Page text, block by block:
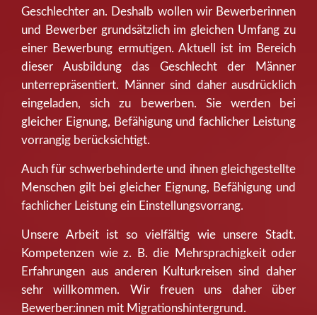
Geschlechter an. Deshalb wollen wir Bewerberinnen
und Bewerber grundsätzlich im gleichen Umfang zu
einer Bewerbung ermutigen. Aktuell ist im Bereich
dieser Ausbildung das Geschlecht der Männer
unterrepräsentiert. Männer sind daher ausdrücklich
eingeladen, sich zu bewerben. Sie werden bei
gleicher Eignung, Befähigung und fachlicher Leistung
vorrangig berücksichtigt.
Auch für schwerbehinderte und ihnen gleichgestellte
Menschen gilt bei gleicher Eignung, Befähigung und
fachlicher Leistung ein Einstellungsvorrang.
Unsere Arbeit ist so vielfältig wie unsere Stadt.
Kompetenzen wie z. B. die Mehrsprachigkeit oder
Erfahrungen aus anderen Kulturkreisen sind daher
sehr willkommen. Wir freuen uns daher über
Bewerber:innen mit Migrationshintergrund.